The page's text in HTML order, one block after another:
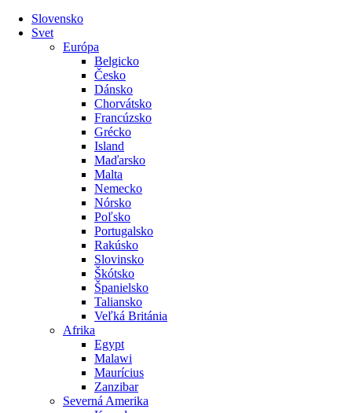
Slovensko
Svet
Európa
Belgicko
Česko
Dánsko
Chorvátsko
Francúzsko
Grécko
Island
Maďarsko
Malta
Nemecko
Nórsko
Poľsko
Portugalsko
Rakúsko
Slovinsko
Škótsko
Španielsko
Taliansko
Veľká Británia
Afrika
Egypt
Malawi
Maurícius
Zanzibar
Severná Amerika